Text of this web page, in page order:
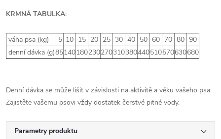
KRMNÁ TABULKA:
váha psa (kg) 5 10 15 20 25 30 40 50 60 70 80 90
denní dávka (g)85140180230270310380440510570630680
Denní dávka se může lišit v závislosti na aktivitě a věku vašeho psa.
Zajistěte vašemu psovi vždy dostatek čerstvé pitné vody.
Parametry produktu